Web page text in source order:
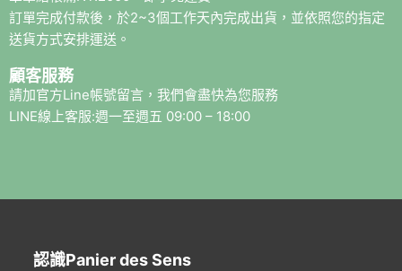
訂單完成付款後，於2~3個工作天內完成出貨，並依照您的指定
送貨方式安排運送。
顧客服務
請加官方Line帳號留言，我們會盡快為您服務
LINE線上客服:週一至週五 09:00 – 18:00
認識Panier des Sens